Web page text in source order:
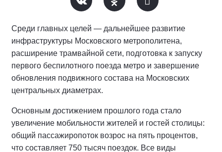
Среди главных целей — дальнейшее развитие
инфраструктуры Московского метрополитена,
расширение трамвайной сети, подготовка к запуску
первого беспилотного поезда метро и завершение
обновления подвижного состава на Московских
центральных диаметрах.
Основным достижением прошлого года стало
увеличение мобильности жителей и гостей столицы:
общий пассажиропоток возрос на пять процентов,
что составляет 750 тысяч поездок. Все виды